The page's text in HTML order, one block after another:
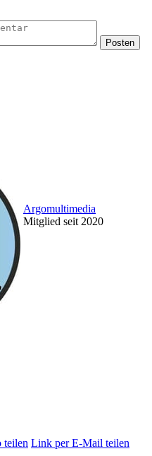
Argomultimedia
Mitglied seit 2020
teilen Link per E-Mail teilen